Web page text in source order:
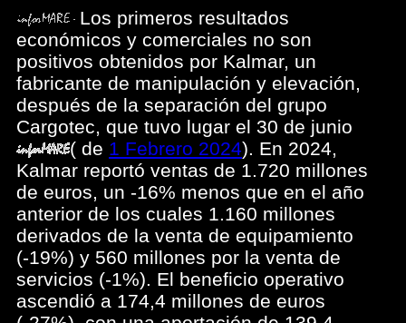
Los primeros resultados
económicos y comerciales no son
positivos obtenidos por Kalmar, un
fabricante de manipulación y elevación,
después de la separación del grupo
Cargotec, que tuvo lugar el 30 de junio
( de 1 Febrero 2024). En 2024,
Kalmar reportó ventas de 1.720 millones
de euros, un -16% menos que en el año
anterior de los cuales 1.160 millones
derivados de la venta de equipamiento
(-19%) y 560 millones por la venta de
servicios (-1%). El beneficio operativo
ascendió a 174,4 millones de euros